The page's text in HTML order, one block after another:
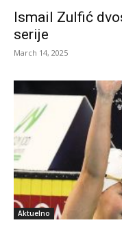
Ismail Zulfić
serije
March 14, 2025
Aktuelno